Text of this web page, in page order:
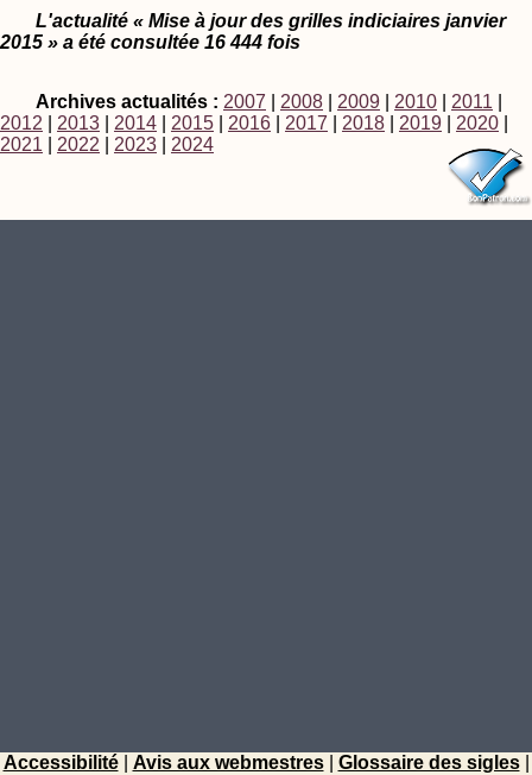
L'actualité « Mise à jour des grilles indiciaires janvier
2015 » a été consultée 16 444 fois
Archives actualités : 2007 2008 2009 2010 2011
2012
2013 2014 2015 2016 2017 2018 2019 2020
2021
2022 2023 2024
Accessibilité| Avis aux webmestres| Glossaire des sigles|